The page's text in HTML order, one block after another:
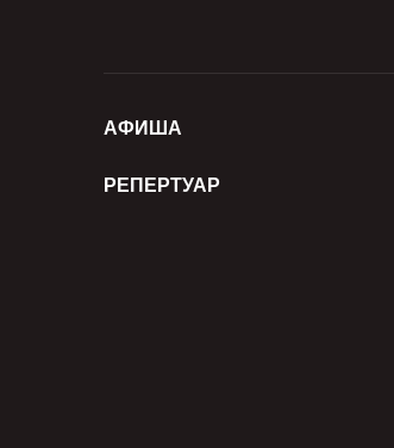
АФИША
РЕПЕРТУАР